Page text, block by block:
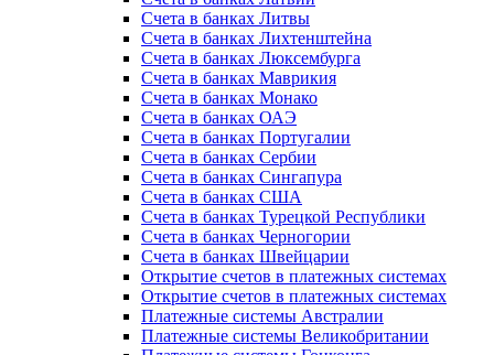
Счета в банках Литвы
Счета в банках Лихтенштейна
Счета в банках Люксембурга
Счета в банках Маврикия
Счета в банках Монако
Счета в банках ОАЭ
Счета в банках Португалии
Счета в банках Сербии
Счета в банках Сингапура
Счета в банках США
Счета в банках Турецкой Республики
Счета в банках Черногории
Счета в банках Швейцарии
Открытие счетов в платежных системах
Открытие счетов в платежных системах
Платежные системы Австралии
Платежные системы Великобритании